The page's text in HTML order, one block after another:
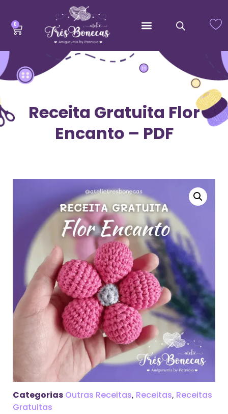
0
Receita Gratuita Flor
Encanto – PDF
Categorias Outras Receitas, Receitas, Receitas
Gratuitas